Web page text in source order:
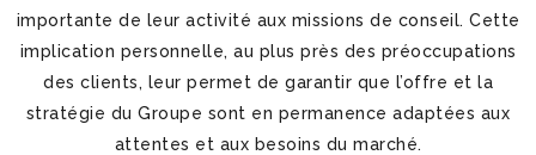
importante de leur activité aux missions de conseil. Cette
implication personnelle, au plus près des préoccupations
des clients, leur permet de garantir que l’offre et la
stratégie du Groupe sont en permanence adaptées aux
attentes et aux besoins du marché.